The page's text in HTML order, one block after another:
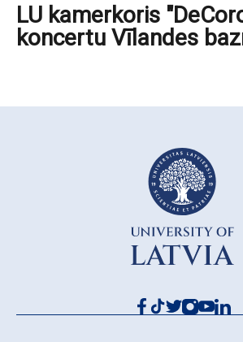
LU kamerkoris
koncertu Vīlandes